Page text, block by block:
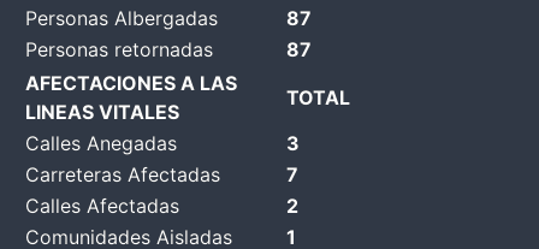
Personas Albergadas
87
Personas retornadas
87
AFECTACIONES A LAS
LINEAS VITALES
TOTAL
Calles Anegadas
3
Carreteras Afectadas
7
Calles Afectadas
2
Comunidades Aisladas
1